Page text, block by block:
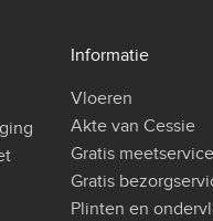
Informatie
Vloeren
Akte van Cessie
Gratis meetservice
Gratis
Plinten en